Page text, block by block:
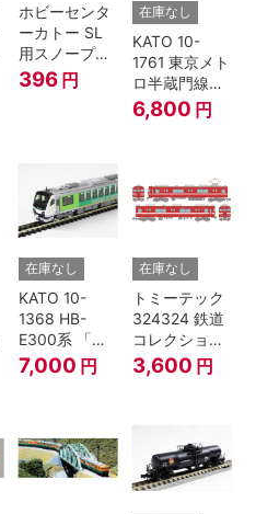
ホビーセンタ
ーカトー SL
用スノープロ
ウ① 前面用
396 円
在庫なし
KATO 10-
1761 東京メト
ロ半蔵門線
18000系 増結
4両セット N
6,800 円
在庫なし
KATO 10-
1368 HB-
E300系 「リ
ゾートビュー
ふるさと」 2
7,000 円
在庫なし
トミーテック
324324 鉄道
コレクション
名古屋鉄道
6000系 白帯
nゲージ
3,600 円